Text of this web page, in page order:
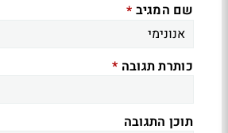
שם המגיב *
כותרת תגובה *
תוכן התגובה